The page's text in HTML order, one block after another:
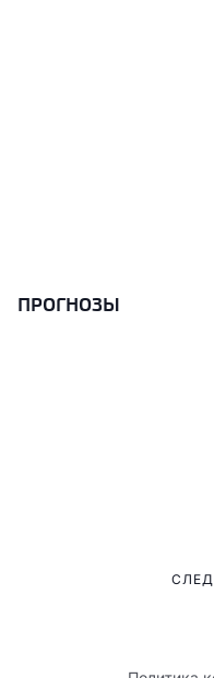
ПРОГНОЗЫ